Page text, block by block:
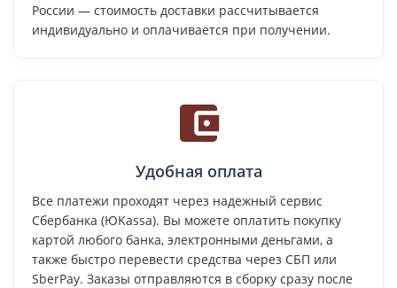
России — стоимость доставки рассчитывается
индивидуально и оплачивается при получении.
Удобная оплата
Все платежи проходят через надежный сервис
Сбербанка (ЮKassa). Вы можете оплатить покупку
картой любого банка, электронными деньгами, а
также быстро перевести средства через СБП или
SberPay. Заказы отправляются в сборку сразу после